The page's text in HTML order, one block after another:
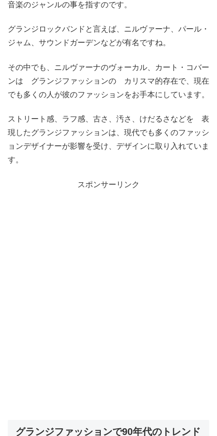
音楽のジャンルの事を指すのです。
グランジロックバンドと言えば、ニルヴァーナ、パール・
ジャム、サウンドガーデンなどが有名ですね。
その中でも、ニルヴァーナのヴォーカル、カート・コバー
ンは グランジファッションの カリスマ的存在で、現在
でも多くの人が彼のファッションをお手本にしています。
ストリート感、ラフ感、古さ、汚さ、けだるさなどを 表
現したグランジファッションは、現代でも多くのファッシ
ョンデザイナーが影響を受け、デザインに取り入れていま
す。
スポンサーリンク
グランジファッションで90年代のトレンド